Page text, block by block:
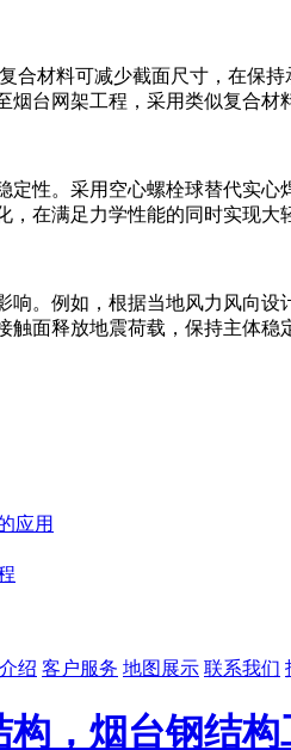
合材料可减少截面尺寸，在保
台网架工程，采用类似复合材
性。采用空心螺栓球替代实
在满足力学性能的同时实现大
。例如，根据当地风力风向
面释放地震荷载，保持主体稳
应用
绍 客户服务 地图展示 联系我们